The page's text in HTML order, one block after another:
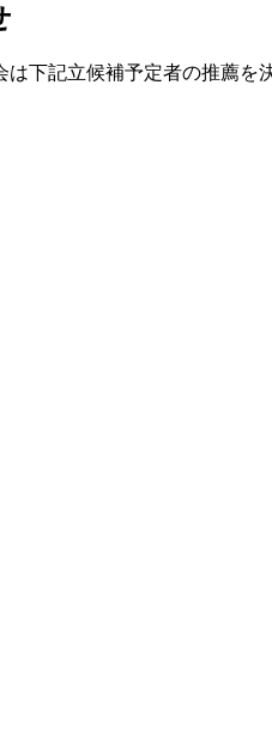
下記立候補予定者の推薦